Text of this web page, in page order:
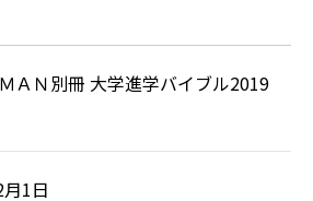
ＡＮ別冊 大学進学バイブル2019
1日